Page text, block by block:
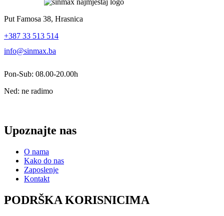
Put Famosa 38, Hrasnica
+387 33 513 514
info@sinmax.ba
Pon-Sub: 08.00-20.00h
Ned: ne radimo
Upoznajte nas
O nama
Kako do nas
Zaposlenje
Kontakt
PODRŠKA KORISNICIMA